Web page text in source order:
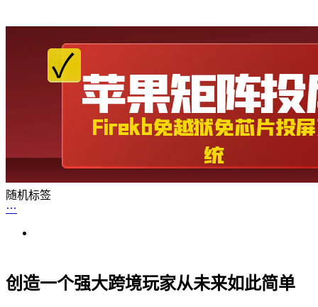
随机标签
创造一个强大跨境玩家从未来如此简单